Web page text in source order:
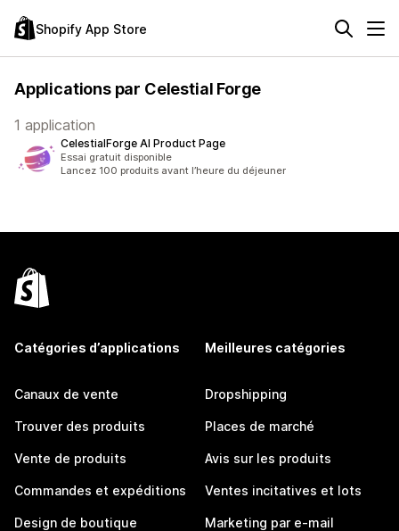
Shopify App Store
Applications par Celestial Forge
1 application
CelestialForge AI Product Page
Essai gratuit disponible
Lancez 100 produits avant l’heure du déjeuner
Catégories d’applications
Canaux de vente
Trouver des produits
Vente de produits
Commandes et expéditions
Design de boutique
Meilleures catégories
Dropshipping
Places de marché
Avis sur les produits
Ventes incitatives et lots
Marketing par e-mail